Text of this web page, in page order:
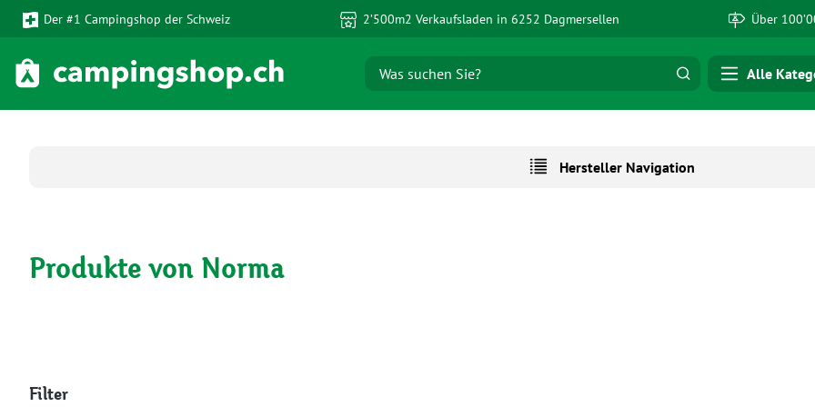
Hauptinhalt springen
Zur Suche springen
Zur Hauptnavigation springen
Der #1 Campingshop der Schweiz 2’500m2 Verkaufsladen in 6252 Dagmersellen Über
Alle
Hersteller Navigation
Produkte von Norma
Filter